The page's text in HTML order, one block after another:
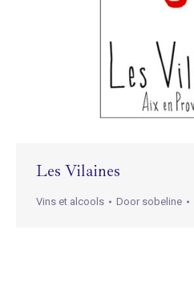
Les Vilaines
Vins et alcools Door sobeline